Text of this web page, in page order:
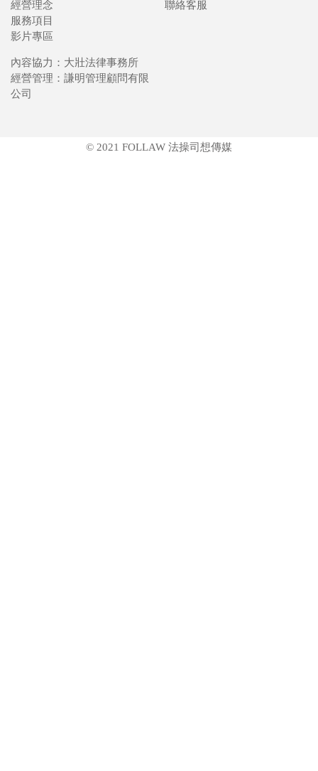
經營理念
服務項目
影片專區
聯絡客服
內容協力：大壯法律事務所
經營管理：謙明管理顧問有限
公司
© 2021 FOLLAW 法操司想傳媒